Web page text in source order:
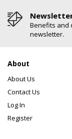
Benefits and
newsletter.
About
About Us
Contact Us
Log In
Register